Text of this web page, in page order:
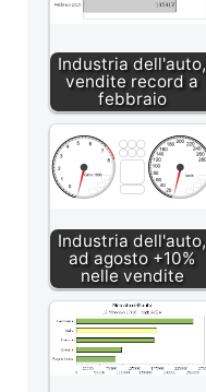
Industria dell'auto,
vendite record a
febbraio
Industria dell'auto,
ad agosto +10%
nelle vendite